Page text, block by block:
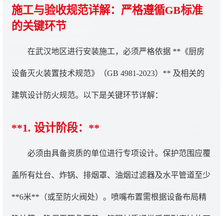
施工与验收规范详解：严格遵循GB标准
的关键环节
在武汉地区进行安装施工，必须严格依据 **《厨房
设备灭火装置技术规范》（GB 4981-2023）** 及相关的
建筑设计防火规范。以下是关键环节详解：
**1. 设计阶段：**
必须由具备资质的单位进行专项设计。保护范围应覆
盖所有灶台、炸锅、排烟罩、油烟过滤器及水平管道至少
**6米**（或至防火阀处）。喷嘴布置需根据设备布局精